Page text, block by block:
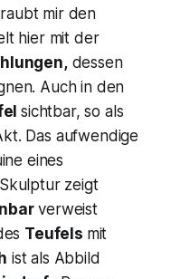
raubt mir den
hier mit der
dessen
Auch in den
sichtbar, so als
Das aufwendige
eines
zeigt
verweist
Teufels mit
ist als Abbild